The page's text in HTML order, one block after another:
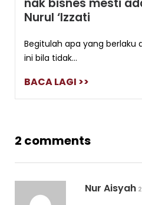
nak bisnes mesti
Nurul ‘Izzati
Begitulah apa yang berlaku
ini bila tidak...
BACA LAGI >>
2 comments
Nur Aisyah